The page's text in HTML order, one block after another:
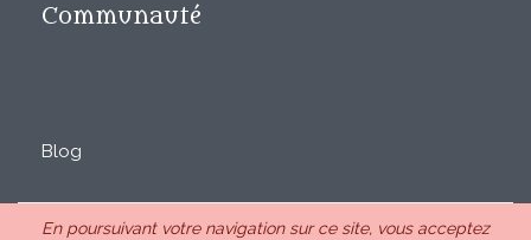
Communauté
Blog
ARMAE est une SAS au capital de 28850€ inscrite au RCS
En poursuivant votre navigation sur ce site, vous acceptez